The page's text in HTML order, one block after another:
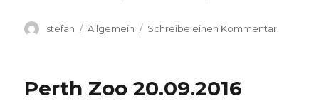
Autor
stefan Kategorien
Allgemein Schreibe einen Kommentarzu
Perth Zoo 20.09.2016